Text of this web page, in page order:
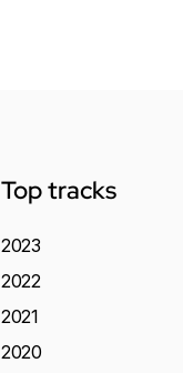
Top tracks
2023
2022
2021
2020